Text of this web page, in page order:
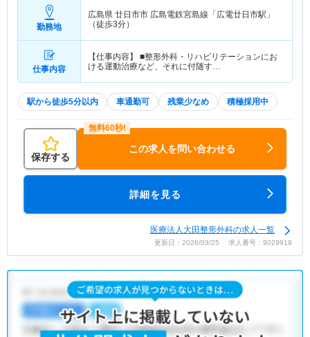
勤務地
広島県 廿日市市 広島電鉄宮島線「広電廿日市駅」
（徒歩3分）
仕事内容
【仕事内容】 ■整形外科・リハビリテーションにお
ける運動治療など、それに付随す…
駅から徒歩5分以内 車通勤可 残業少なめ 積極採用中
保存する
この求人を問い合わせる
詳細を見る
医療法人大田整形外科の求人一覧
更新日：2026/03/25 求人番号：9029919